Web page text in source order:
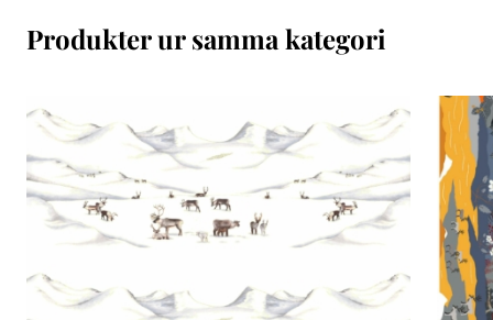
Produkter ur samma kategori